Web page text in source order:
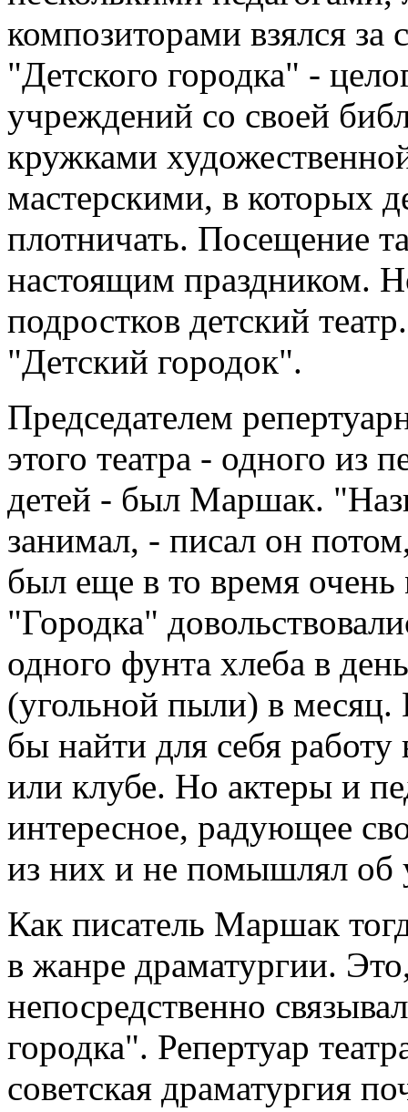
композиторами взялся за
"Детского городка" -
учреждений со своей
кружками
мастерскими, в которых
плотничать. Посещение
настоящим праздником.
подростков детский
"Детский городок".
Председателем
этого театра - одного из
детей - был Маршак.
занимал, - писал он
был еще в то время
"Городка"
одного фунта хлеба в
(угольной пыли) в
бы найти для себя работу
или клубе. Но актеры и
интересное, радующее
из них и не помышлял об
Как писатель Маршак
в жанре драматургии.
непосредственно
городка". Репертуар
советская драматургия